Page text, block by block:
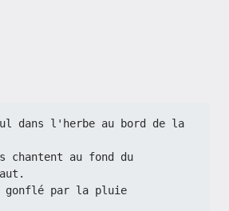
dans l'herbe au bord de la
gonflé par la pluie